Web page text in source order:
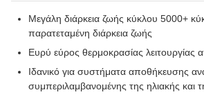
Μεγάλη διάρκεια ζωής κύκλου 5000+
παρατεταμένη διάρκεια ζωής
Ευρύ εύρος θερμοκρασίας
Ιδανικό για συστήματα αποθήκευσης
συμπεριλαμβανομένης της ηλιακής και